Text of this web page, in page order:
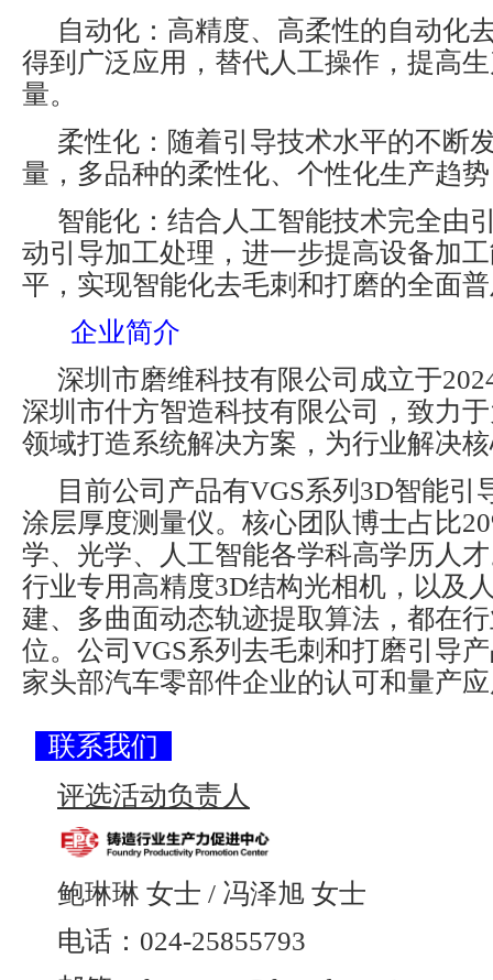
自动化：高精度、高柔性的自动化
得到广泛应用，替代人工操作，提高
量。
柔性化：随着引导技术水平的不断
量，多品种的柔性化、个性化生产趋势
智能化：结合人工智能技术完全由
动引导加工处理，进一步提高设备加
平，实现智能化去毛刺和打磨的全面
企业简介
深圳市磨维科技有限公司成立于
深圳市什方智造科技有限公司，致力
领域打造系统解决方案，为行业解决
目前公司产品有VGS系列3D智能引
涂层厚度测量仪。核心团队博士占比
学、光学、人工智能各学科高学历人
行业专用高精度3D结构光相机，以及
建、多曲面动态轨迹提取算法，都在
位。公司VGS系列去毛刺和打磨引导
家头部汽车零部件企业的认可和量产
联系我们
评选活动负责人
鲍琳琳 女士 / 冯泽旭 女士
电话：024-25855793